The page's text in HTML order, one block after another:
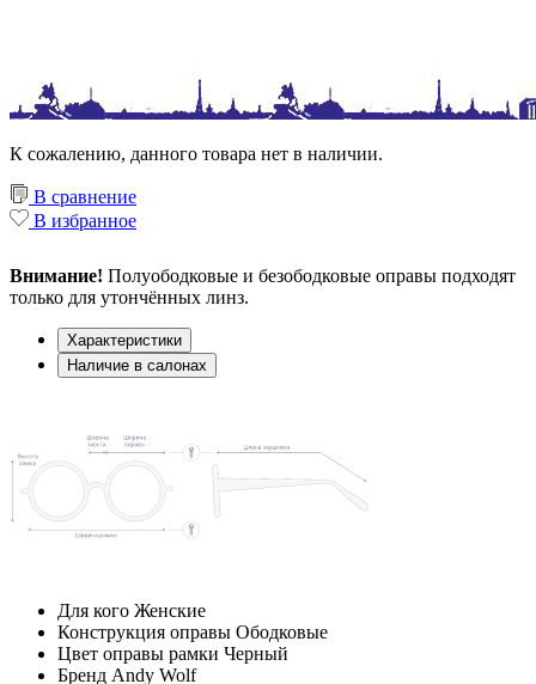
К сожалению, данного товара нет в наличии.
В сравнение
В избранное
Внимание! Полуободковые и безободковые оправы подходят
только для утончённых линз.
Характеристики
Наличие в салонах
Для кого Женские
Конструкция оправы Ободковые
Цвет оправы рамки Черный
Бренд Andy Wolf